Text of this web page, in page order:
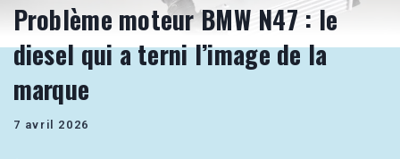
Problème moteur BMW N47 : le
diesel qui a terni l’image de la
marque
7 avril 2026